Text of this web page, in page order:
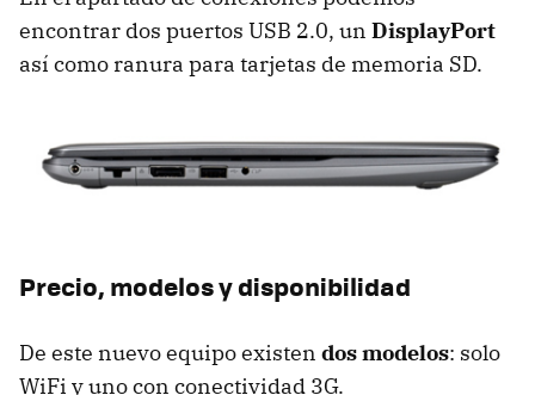
encontrar dos puertos USB 2.0, un DisplayPort
así como ranura para tarjetas de memoria SD.
Precio, modelos y disponibilidad
De este nuevo equipo existen dos modelos: solo
WiFi y uno con conectividad 3G.